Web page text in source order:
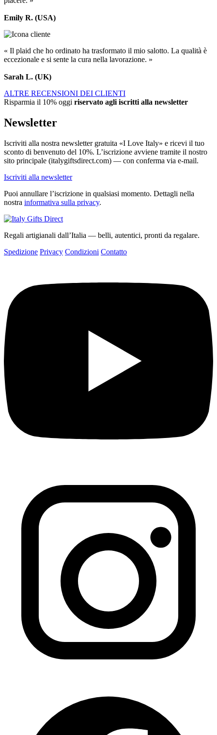
Emily R. (USA)
« Il plaid che ho ordinato ha trasformato il mio salotto. La qualità è
eccezionale e si sente la cura nella lavorazione. »
Sarah L. (UK)
ALTRE RECENSIONI DEI CLIENTI
Risparmia il 10% oggi riservato agli iscritti alla newsletter
Newsletter
Iscriviti alla nostra newsletter gratuita «I Love Italy» e ricevi il tuo
sconto di benvenuto del 10%. L’iscrizione avviene tramite il nostro
sito principale (italygiftsdirect.com) — con conferma via e-mail.
Iscriviti alla newsletter
Puoi annullare l’iscrizione in qualsiasi momento. Dettagli nella
nostra informativa sulla privacy.
Regali artigianali dall’Italia — belli, autentici, pronti da regalare.
Spedizione Privacy Condizioni Contatto